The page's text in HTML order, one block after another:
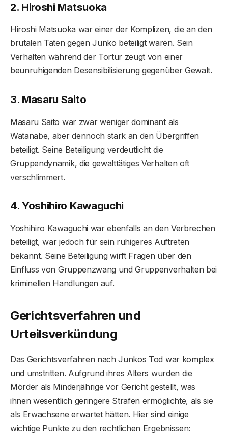
2. Hiroshi Matsuoka
Hiroshi Matsuoka war einer der Komplizen, die an den
brutalen Taten gegen Junko beteiligt waren. Sein
Verhalten während der Tortur zeugt von einer
beunruhigenden Desensibilisierung gegenüber Gewalt.
3. Masaru Saito
Masaru Saito war zwar weniger dominant als
Watanabe, aber dennoch stark an den Übergriffen
beteiligt. Seine Beteiligung verdeutlicht die
Gruppendynamik, die gewalttätiges Verhalten oft
verschlimmert.
4. Yoshihiro Kawaguchi
Yoshihiro Kawaguchi war ebenfalls an den Verbrechen
beteiligt, war jedoch für sein ruhigeres Auftreten
bekannt. Seine Beteiligung wirft Fragen über den
Einfluss von Gruppenzwang und Gruppenverhalten bei
kriminellen Handlungen auf.
Gerichtsverfahren und
Urteilsverkündung
Das Gerichtsverfahren nach Junkos Tod war komplex
und umstritten. Aufgrund ihres Alters wurden die
Mörder als Minderjährige vor Gericht gestellt, was
ihnen wesentlich geringere Strafen ermöglichte, als sie
als Erwachsene erwartet hätten. Hier sind einige
wichtige Punkte zu den rechtlichen Ergebnissen: